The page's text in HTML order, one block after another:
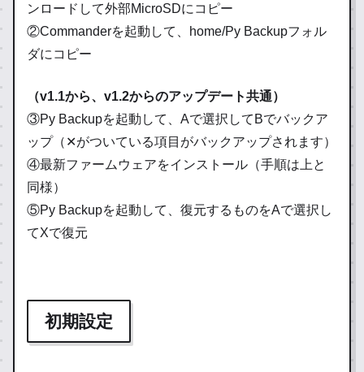
ンロードして外部MicroSDにコピー
②Commanderを起動して、home/Py Backupフォル
ダにコピー
（v1.1から、v1.2からのアップデート共通）
③Py Backupを起動して、Aで選択してBでバックア
ップ（✕がついている項目がバックアップされます）
④最新ファームウェアをインストール（手順は上と
同様）
⑤Py Backupを起動して、復元するものをAで選択し
てXで復元
初期設定